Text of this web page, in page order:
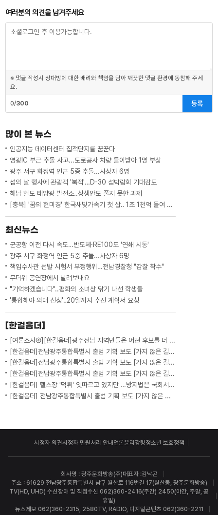
여러분의 의견을 남겨주세요
※ 댓글 작성시 상대방에 대한 배려와 책임을 담아 깨끗한 댓글 환경에 동참해 주세
요.
0/300 등록
많이 본 뉴스
인공지능 데이터센터 집적단지를 꿈꾼다
영광IC 부근 추돌 사고...도로공사 차량 들이받아 1명 부상
광주 서구 화정역 인근 5중 추돌...사상자 6명
섬의 날 행사에 관광객 '북적'…D-30 섬박람회 기대감도
해남 혈도 태양광 발전소..상생안도 풀지 못한 과제
[충북] '꿈의 현미경' 한국새빛가속기 첫 삽‥ 1조 1천억 들여 2029년 완공
최신뉴스
군공항 이전 다시 속도…반도체·RE100도 '연쇄 시동'
광주 서구 화정역 인근 5중 추돌...사상자 6명
책임수사관 선발 시험서 부정행위…전남경찰청 "감찰 착수"
무더위 공연장에서 날려보내요
"기억하겠습니다"..평화의 소녀상 닦기 나선 학생들
'통합해야 의대 신청'‥20일까지 추진 계획서 요청
[한걸음더]
[여론조사④][한걸음더]광주전남 지역민들은 어떤 후보를 더 선호할까.. 변수는?
[한걸음더]전남광주통합특별시 출범 기획 보도 [가지 않은 길] 5편 프랑스 헌법에 새긴 '지방 분권'..전남광주 통합 성공 조건은?
[한걸음더]전남광주통합특별시 출범 기획 보도 [가지 않은 길] 4편 프랑스 지역 통합 10년 성적표
[한걸음더]전남광주통합특별시 출범 기획 보도 [가지 않은 길] 3편 프랑스 통합 10년 지났지만..."우린 여전히 알자스인"
[한걸음더] 헬스장 '먹튀' 잇따르고 있지만 …방지법은 국회서 낮잠
[한걸음더] 전남광주통합특별시 출범 기획 보도 [가지 않은 길] 2편 지방이 주도한 투자..'유럽 상위 5개 지역' 도약 비결은?
시청자 의견시청자 민원처리 안내언론윤리강령 청소년 보호정책
회사명 : 광주문화방송(주)대표자 :김낙곤
주소 : 61629 전남광주통합특별시 남구 월산로 116번길 17(월산동, 광주문화방송)
TV(HD, UHD) 수신장애 및 직접수신 062)360-2416(주간) 2450(야간, 주말, 공
휴일)
뉴스제보 062)360-2315, 2580TV, RADIO, 디지털콘텐츠 062)360-2211